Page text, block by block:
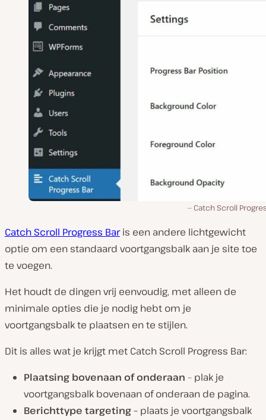
Catch Scroll
Catch Scroll Progress Baris een andere lichtgewicht
optie om een standaard voortgangsbalk aan je site toe
te voegen.
Het houdt de dingen vrij eenvoudig, met alleen de
minimale opties die je nodig hebt om je
voortgangsbalk te plaatsen en te stijlen.
Dit is alles wat je krijgt met Catch Scroll Progress Bar:
Plaatsing bovenaan of onderaan – plak je
voortgangsbalk bovenaan of onderaan de pagina.
Berichttype targeting – plaats je voortgangsbalk